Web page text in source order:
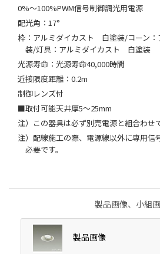
0%～100%PWM信号制御調光用電源
配光角：17°
枠：アルミダイカスト 白塗装/コーン
装/灯具：アルミダイカスト 白塗装
光源寿命：光源寿命40,000時間
近接限度距離：0.2m
制御レンズ付
■取付可能天井厚5～25mm
注）この器具は必ず別売電源と組合わせ
注）配線施工の際、電源線以外に専用信
必要です。
製品画像、小組
製品画像